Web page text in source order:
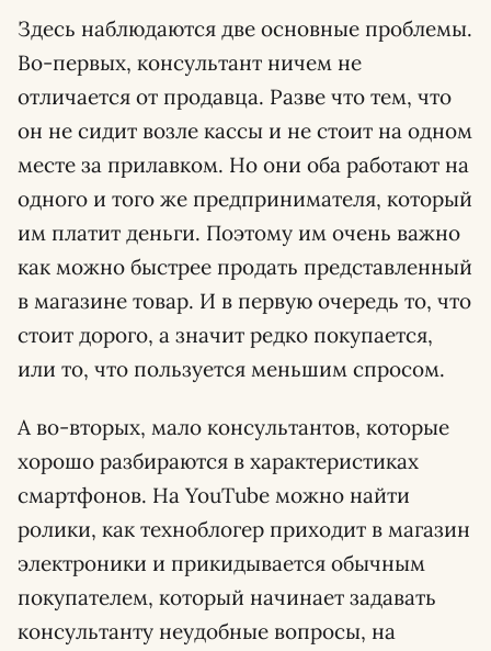
Здесь наблюдаются две основные проблемы.
Во-первых, консультант ничем не
отличается от продавца. Разве что тем, что
он не сидит возле кассы и не стоит на одном
месте за прилавком. Но они оба работают на
одного и того же предпринимателя, который
им платит деньги. Поэтому им очень важно
как можно быстрее продать представленный
в магазине товар. И в первую очередь то, что
стоит дорого, а значит редко покупается,
или то, что пользуется меньшим спросом.
А во-вторых, мало консультантов, которые
хорошо разбираются в характеристиках
смартфонов. На YouTube можно найти
ролики, как техноблогер приходит в магазин
электроники и прикидывается обычным
покупателем, который начинает задавать
консультанту неудобные вопросы, на